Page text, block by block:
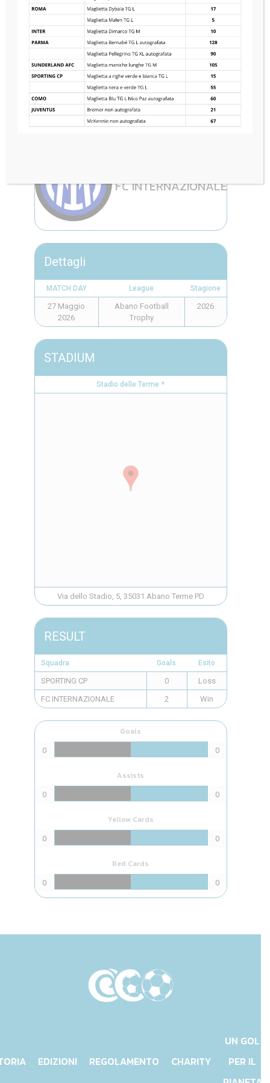
SPORTING CP
0
—
FC INTERNAZIONALE
Dettagli
MATCH DAY League Stagione
27 Maggio
2026
Abano Football
Trophy
2026
STADIUM
Stadio delle Terme *
Via dello Stadio, 5, 35031 Abano Terme PD
RESULT
Squadra Goals Esito
SPORTING CP 0
Loss
FC INTERNAZIONALE
2 Win
Goals
0 0
Assists
0 0
Yellow Cards
0 0
Red Cards
0 0
EDIZIONI REGOLAMENTO CHARITY
UN GOL
PER IL